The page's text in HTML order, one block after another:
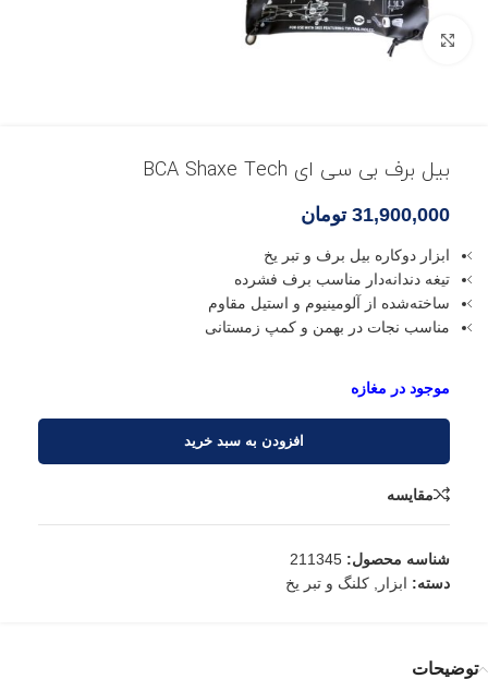
بزرگنمایی تصویر
بیل برف بی سی ای BCA Shaxe Tech
31,900,000 تومان
ابزار دوکاره بیل برف و تبر یخ
تیغه دندانه‌دار مناسب برف فشرده
ساخته‌شده از آلومینیوم و استیل مقاوم
مناسب نجات در بهمن و کمپ زمستانی
افزودن به سبد خرید
مقایسه
شناسه محصول: 211345
دسته: ابزار کلنگ و تبر یخ
توضیحات